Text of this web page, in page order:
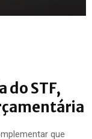
do STF,
que